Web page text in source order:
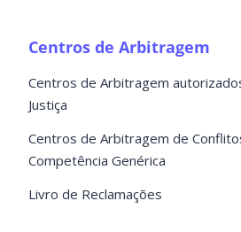
Centros de Arbitragem
Centros de Arbitragem
Justiça
Centros de Arbitragem de
Competência Genérica
Livro de Reclamações